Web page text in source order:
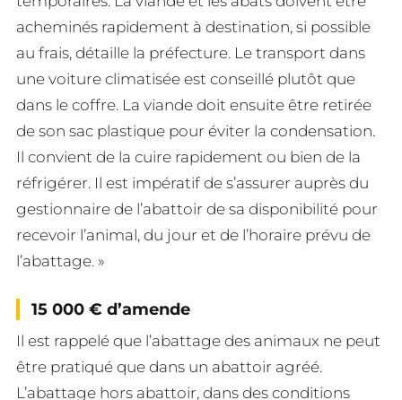
acheminés rapidement à destination, si possible
au frais, détaille la préfecture. Le transport dans
une voiture climatisée est conseillé plutôt que
dans le coffre. La viande doit ensuite être retirée
de son sac plastique pour éviter la condensation.
Il convient de la cuire rapidement ou bien de la
réfrigérer. Il est impératif de s’assurer auprès du
gestionnaire de l’abattoir de sa disponibilité pour
recevoir l’animal, du jour et de l’horaire prévu de
l’abattage. »
15 000 € d’amende
Il est rappelé que l’abattage des animaux ne peut
être pratiqué que dans un abattoir agréé.
L’abattage hors abattoir, dans des conditions